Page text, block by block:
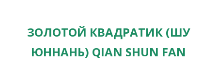
ЗОЛОТОЙ КВАДРАТИК (ШУ
ЮННАНЬ) QIAN SHUN FAN